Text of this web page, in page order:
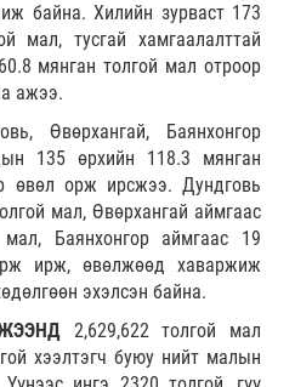
байна. Хилийн зурваст 173
мал, тусгай хамгаалалттай
мянган толгой мал отроор
ажээ.
Өвөрхангай, Баянхонгор
135 өрхийн 118.3 мянган
өвөл орж ирсжээ. Дундговь
мал, Өвөрхангай аймгаас
Баянхонгор аймгаас 19
ирж, өвөлжөөд хаваржиж
эхэлсэн байна.
2,629,622 толгой мал
хээлтэгч буюу нийт малын